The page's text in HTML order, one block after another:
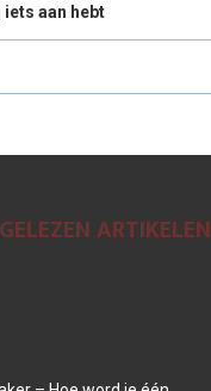
aan hebt
ARTIKELEN